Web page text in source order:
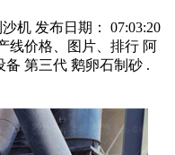
机 发布日期： 07:03:20
线价格、图片、排行 阿
第三代 鹅卵石制砂 .